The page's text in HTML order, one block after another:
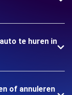
te huren in
of annuleren